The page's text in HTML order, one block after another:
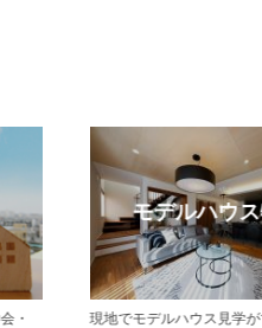
モデルハウス特集
でモデルハウス見学ができるポラ